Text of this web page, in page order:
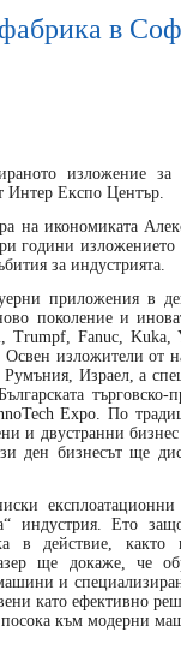
в
изложение
Интер Експо Център.
на икономиката
години
за индустрията.
приложения в
поколение и
Trumpf, Fanuc, Kuka,
Освен изложители
Израел, а
Expo. По
и двустранни
ден бизнесът ще
индустрия. Ето
в действие,
ще докаже, че
и
като ефективно
посока към модерни